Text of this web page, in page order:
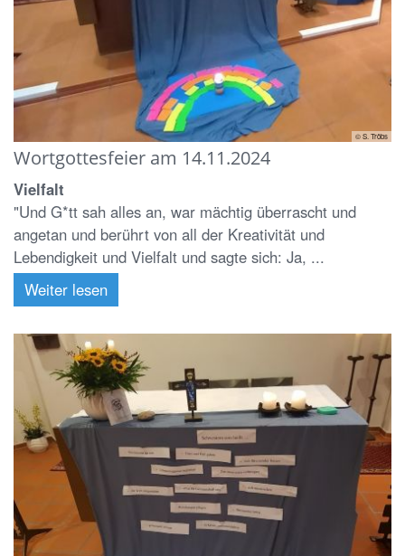
© S. Tröbs
Wortgottesfeier am 14.11.2024
Vielfalt
"Und G*tt sah alles an, war mächtig überrascht und
angetan und berührt von all der Kreativität und
Lebendigkeit und Vielfalt und sagte sich: Ja, ...
Weiter lesen